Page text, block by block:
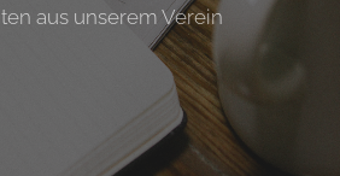
aus unserem Verein